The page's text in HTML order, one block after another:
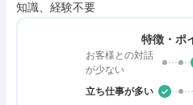
知識、経験不要
特徴・ポ
お客様との対話
が少ない
立ち仕事が多い